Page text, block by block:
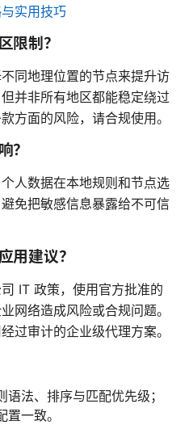
实用技巧
限制？
同地理位置的节点来提升访
并非所有地区都能稳定绕过
方面的风险，请合规使用。
？
人数据在本地规则和节点选
免把敏感信息暴露给不可信
用建议？
IT 政策，使用官方批准的
网络造成风险或合规问题。
过审计的企业级代理方案。
法、排序与匹配优先级；
一致。